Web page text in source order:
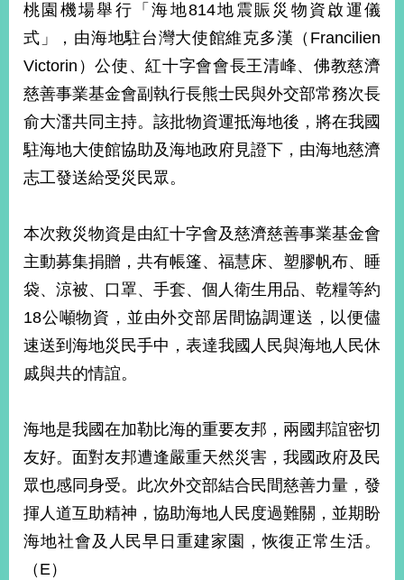
台
海
平
護
照
回
頁
站
導
覽
關
於
本
部
新
中
外
交
資
訊
國
與
桃園機場舉行「海地814地震賑災物資啟運儀
式」，由海地駐台灣大使館維克多漢（Francilien
Victorin）公使、紅十字會會長王清峰、佛教慈濟
慈善事業基金會副執行長熊士民與外交部常務次長
俞大㵢共同主持。該批物資運抵海地後，將在我國
駐海地大使館協助及海地政府見證下，由海地慈濟
志工發送給受災民眾。
本次救災物資是由紅十字會及慈濟慈善事業基金會
主動募集捐贈，共有帳篷、福慧床、塑膠帆布、睡
袋、涼被、口罩、手套、個人衛生用品、乾糧等約
18公噸物資，並由外交部居間協調運送，以便儘
速送到海地災民手中，表達我國人民與海地人民休
戚與共的情誼。
海地是我國在加勒比海的重要友邦，兩國邦誼密切
友好。面對友邦遭逢嚴重天然災害，我國政府及民
眾也感同身受。此次外交部結合民間慈善力量，發
揮人道互助精神，協助海地人民度過難關，並期盼
海地社會及人民早日重建家園，恢復正常生活。
（E）